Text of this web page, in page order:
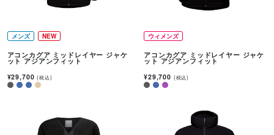
メンズ NEW
アコンカグア ミッドレイヤー ジャケ
ット アジアンフィット
¥29,700(税込)
ウィメンズ
アコンカグア ミッドレイヤー ジャケ
ット アジアンフィット
¥29,700 (税込)